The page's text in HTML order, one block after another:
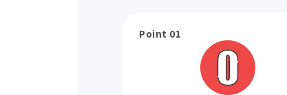
Point 01